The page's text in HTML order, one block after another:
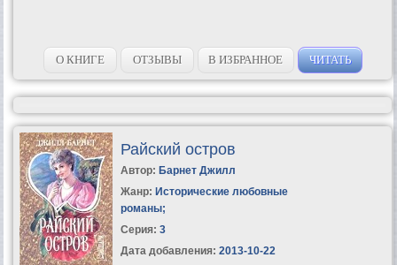
О КНИГЕ ОТЗЫВЫ В ИЗБРАННОЕ ЧИТАТЬ
Райский остров
Автор: Барнет Джилл
Жанр: Исторические любовные
романы;
Серия: 3
Дата добавления: 2013-10-22